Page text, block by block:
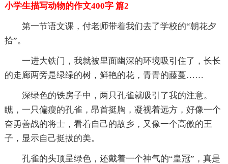
小学生描写动物的作文400字 篇2
第一节语文课，付老师带着我们去了学校的“朝花夕
拾”。
一进大铁门，我就被里面幽深的环境吸引住了，长长
的走廊两旁是绿绿的树，鲜艳的花，青青的藤蔓……
深绿色的铁房子中，两只孔雀就吸引了我的注意。
瞧，一只偏瘦的孔雀，昂首挺胸，凝视着远方，好像一个
奋勇善战的将士，看着自己的故乡，又像一个高傲的王
子，显示自己挺拔的美。
孔雀的头顶呈绿色，还戴着一个神气的“皇冠”，真是